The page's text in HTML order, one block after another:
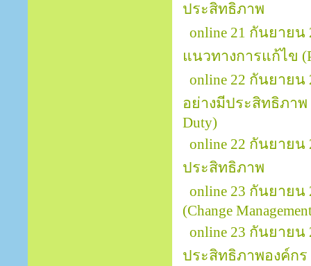
ประสิทธิภาพ
online 21 กันยาย
แนวทางการแก้ไข
online 22 กันยาย
อย่างมีประสิทธิภาพ
Duty)
online 22 กันยาย
ประสิทธิภาพ
online 23 กันยาย
(Change
online 23 กันยาย
ประสิทธิภาพองค์กร